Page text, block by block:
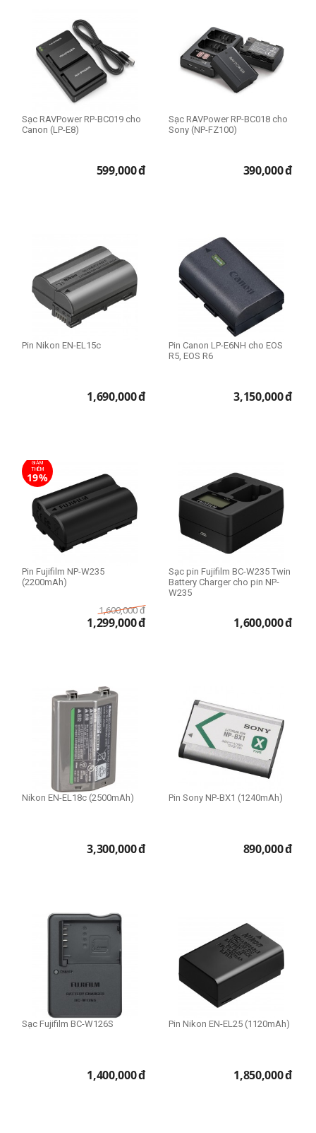
Sạc RAVPower RP-BC019 cho
Canon (LP-E8)
599,000đ
Sạc RAVPower RP-BC018 cho
Sony (NP-FZ100)
390,000đ
Pin Nikon EN-EL15c
1,690,000đ
Pin Canon LP-E6NH cho EOS
R5, EOS R6
3,150,000đ
GIẢM
THÊM
19%
Pin Fujifilm NP-W235
(2200mAh)
1,600,000 đ
1,299,000đ
Sạc pin Fujifilm BC-W235 Twin
Battery Charger cho pin NP-
W235
1,600,000đ
Nikon EN-EL18c (2500mAh)
3,300,000đ
Pin Sony NP-BX1 (1240mAh)
890,000đ
Sạc Fujifilm BC-W126S
1,400,000đ
Pin Nikon EN-EL25 (1120mAh)
1,850,000đ